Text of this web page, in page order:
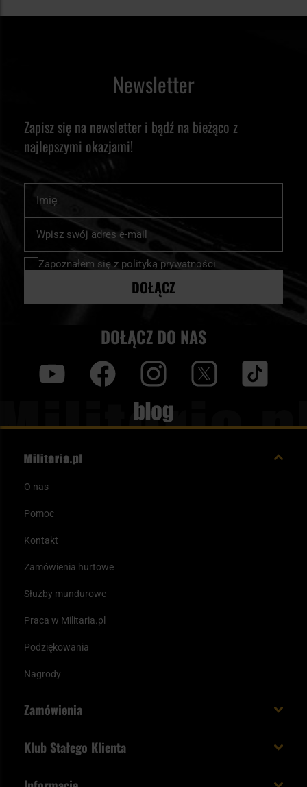
Newsletter
Zapisz się na newsletter i bądź na bieżąco z
najlepszymi okazjami!
nasz
newsletter:
Zapoznałem się z polityką prywatności
DOŁĄCZ
DOŁĄCZ DO NAS
Blog
O nas
Pomoc
Kontakt
Zamówienia hurtowe
Służby mundurowe
Praca w Militaria.pl
Podziękowania
Nagrody
Zamówienia
Klub Stałego Klienta